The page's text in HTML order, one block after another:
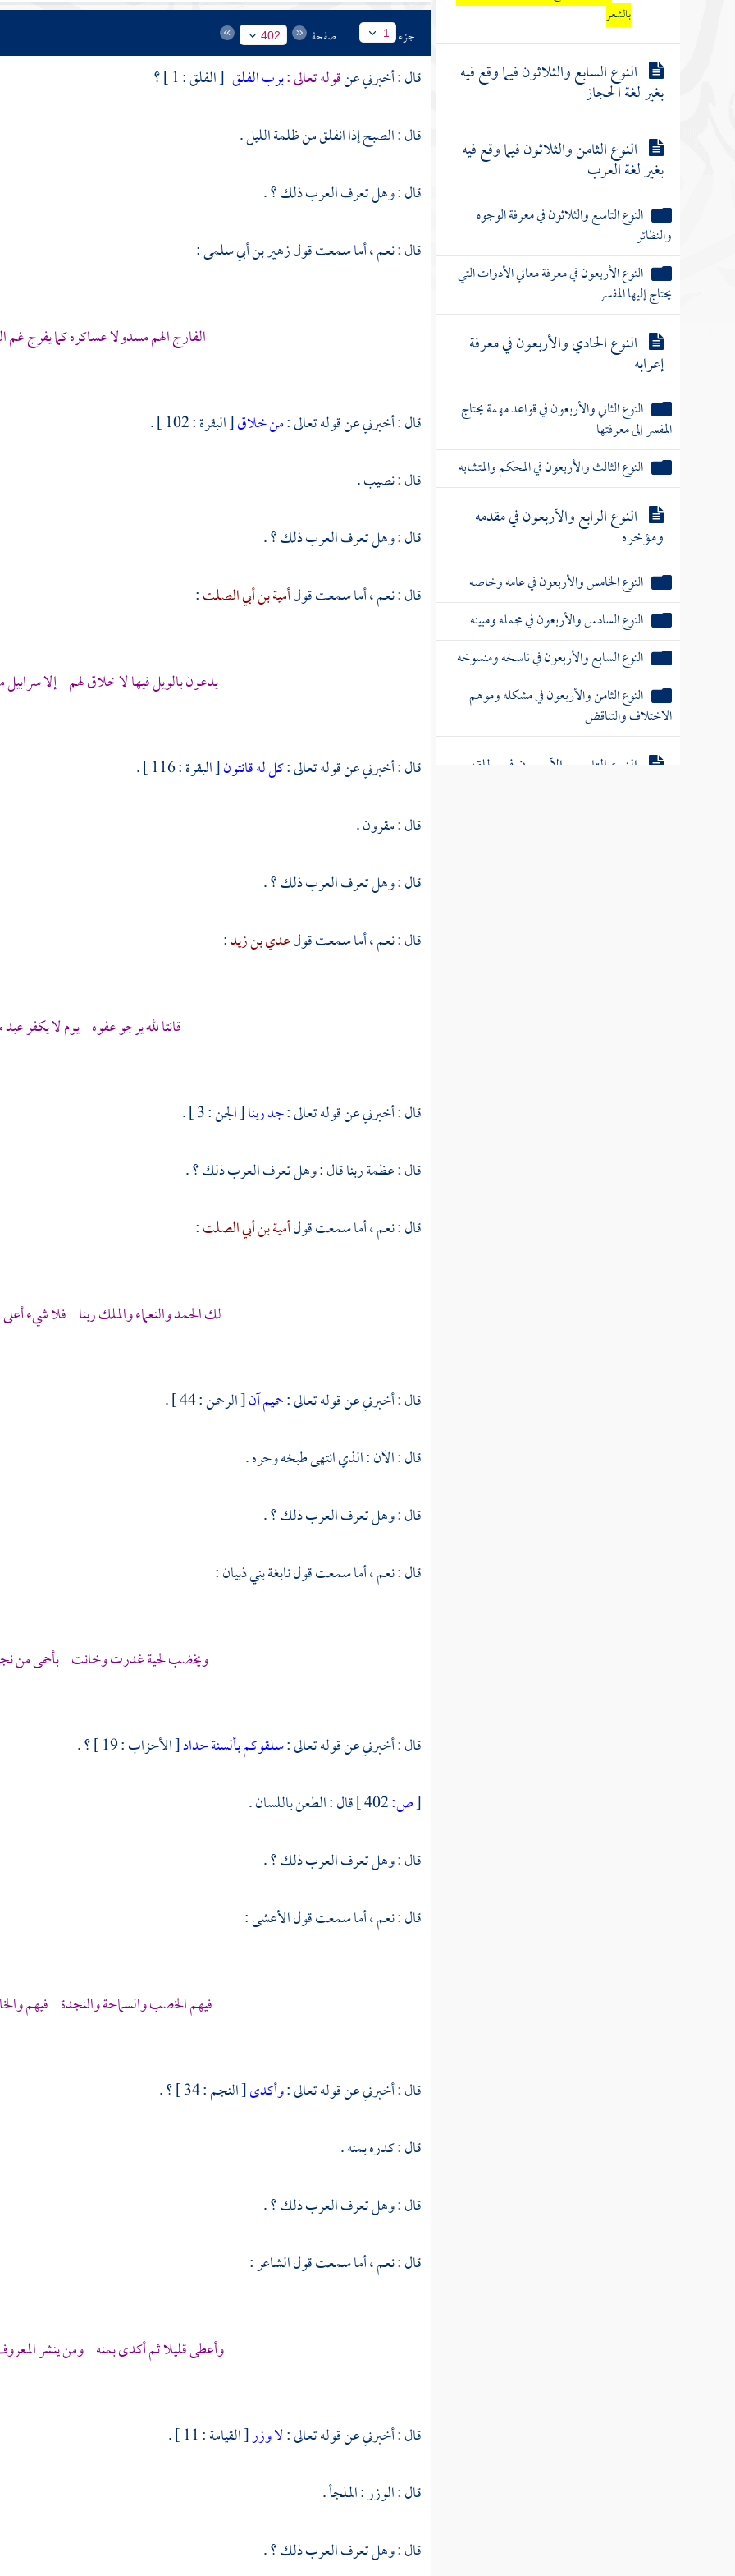
بالشعر
النوع السابع والثلاثون فيما وقع فيه
بغير لغة الحجاز
النوع الثامن والثلاثون فيما وقع فيه
بغير لغة العرب
النوع التاسع والثلاثون في معرفة الوجوه
والنظائر
النوع الأربعون في معرفة معاني الأدوات التي
يحتاج إليها المفسر
النوع الحادي والأربعون في معرفة
إعرابه
النوع الثاني والأربعون في قواعد مهمة يحتاج
المفسر إلى معرفتها
النوع الثالث والأربعون في المحكم والمتشابه
النوع الرابع والأربعون في مقدمه
ومؤخره
النوع الخامس والأربعون في عامه وخاصه
النوع السادس والأربعون في مجمله ومبينه
النوع السابع والأربعون في ناسخه ومنسوخه
النوع الثامن والأربعون في مشكله وموهم
الاختلاف والتناقض
النوع التاسع والأربعون في مطلقه
جزء 1 صفحة 402
قال : أخبرني عنقوله تعالى :برب الفلق [ الفلق : 1 ] ؟
قال : الصبح إذا انفلق من ظلمة الليل .
قال : وهل تعرف العرب ذلك ؟ .
قال : نعم ، أما سمعت قولزهير بن أبي سلمى:
الفارج الهم مسدولا عساكره كما يفرج غم
قال : أخبرني عن قوله تعالى :من خلاق[ البقرة : 102 ] .
قال : نصيب .
قال : وهل تعرف العرب ذلك ؟ .
قال : نعم ، أما سمعت قولأمية بن أبي الصلت:
يدعون بالويل فيها لا خلاق لهم إلا
قال : أخبرني عن قوله تعالى :كل له قانتون[ البقرة : 116 ] .
قال : مقرون .
قال : وهل تعرف العرب ذلك ؟ .
قال : نعم ، أما سمعت قولعدي بن زيد:
قانتا لله يرجو عفوه يوم لا يكفر
قال : أخبرني عن قوله تعالى :جد ربنا[ الجن : 3 ] .
قال : عظمة ربنا قال : وهل تعرف العرب ذلك ؟ .
قال : نعم ، أما سمعت قولأمية بن أبي الصلت:
لك الحمد والنعماء والملك ربنا فلا شيء
قال : أخبرني عن قوله تعالى :حميم آن[ الرحمن : 44 ] .
قال : الآن : الذي انتهى طبخه وحره .
قال : وهل تعرف العرب ذلك ؟ .
قال : نعم ، أما سمعت قولنابغة بني ذبيان:
ويخضب لحية غدرت وخانت بأحمى من
قال : أخبرني عن قوله تعالى :سلقوكم بألسنة حداد[ الأحزاب : 19 ] ؟ .
[ص:
قال : الطعن باللسان .
قال : وهل تعرف العرب ذلك ؟ .
قال : نعم ، أما سمعت قولالأعشى:
فيهم الخصب والسماحة والنجدة فيهم
قال : أخبرني عن قوله تعالى :وأكدى[ النجم : 34 ] ؟ .
قال : كدره بمنه .
قال : وهل تعرف العرب ذلك ؟ .
قال : نعم ، أما سمعت قول الشاعر :
وأعطى قليلا ثم أكدى بمنه ومن ينشر
قال : أخبرني عن قوله تعالى :لا وزر[ القيامة : 11 ] .
قال : الوزر : الملجأ .
قال : وهل تعرف العرب ذلك ؟ .